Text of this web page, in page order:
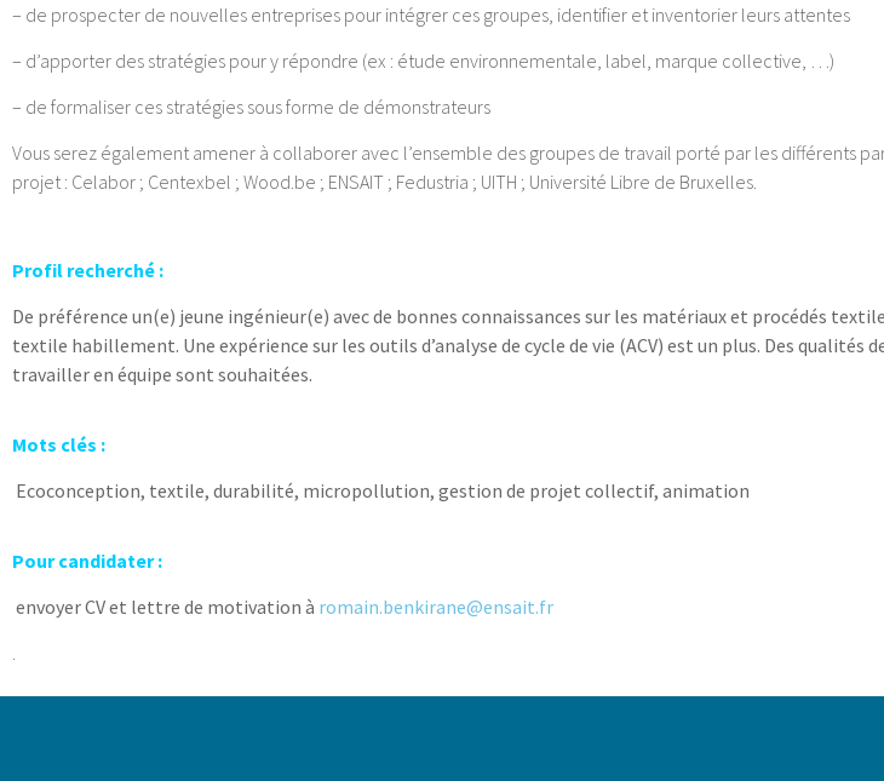
– de prospecter de nouvelles entreprises pour intégrer ces groupes, identifier et inventorier leurs attentes
– d’apporter des stratégies pour y répondre (ex : étude environnementale, label, marque collective, …)
– de formaliser ces stratégies sous forme de démonstrateurs
Vous serez également amener à collaborer avec l’ensemble des groupes de travail porté par les différents
projet : Celabor ; Centexbel ; Wood.be ; ENSAIT ; Fedustria ; UITH ; Université Libre de Bruxelles.
Profil recherché :
De préférence un(e) jeune ingénieur(e) avec de bonnes connaissances sur les matériaux et procédés
textile habillement. Une expérience sur les outils d’analyse de cycle de vie (ACV) est un plus. Des
travailler en équipe sont souhaitées.
Mots clés :
Ecoconception, textile, durabilité, micropollution, gestion de projet collectif, animation
Pour candidater :
envoyer CV et lettre de motivation à romain.benkirane@ensait.fr